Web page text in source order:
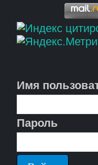
Имя
Пароль